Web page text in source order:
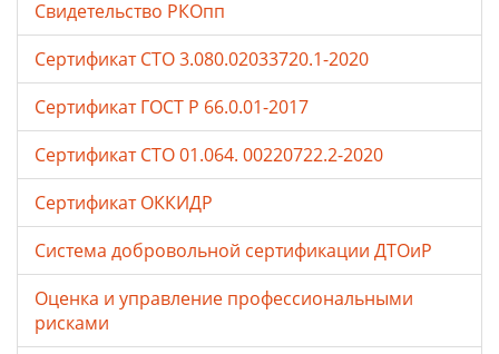
Свидетельство РКОпп
Сертификат СТО 3.080.02033720.1-2020
Сертификат ГОСТ Р 66.0.01-2017
Сертификат СТО 01.064. 00220722.2-2020
Сертификат ОККИДР
Система добровольной сертификации ДТОиР
Оценка и управление профессиональными
рисками